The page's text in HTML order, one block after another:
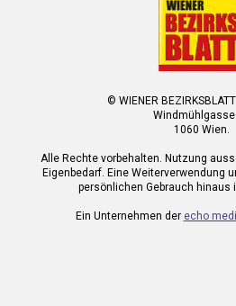
© WIENER
Windmühlgasse
1060 Wien.
Alle Rechte vorbehalten. Nutzung
Eigenbedarf. Eine Weiterverwendung
persönlichen Gebrauch
Ein Unternehmen der echo